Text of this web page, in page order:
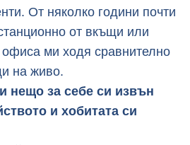
От няколко години почти
от вкъщи или
офиса ми ходя сравнително
на живо.
нещо за себе си извън
и хобитата си